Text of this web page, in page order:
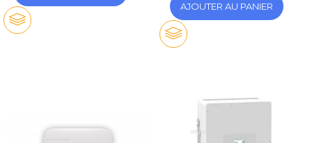
AJOUTER AU PANIER